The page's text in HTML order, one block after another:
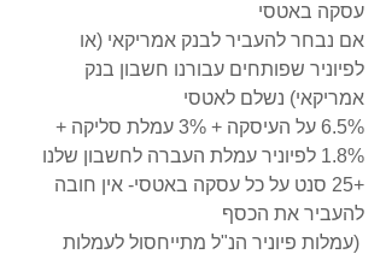
עסקה באטסי
אם נבחר להעביר לבנק אמריקאי (או
לפיוניר שפותחים עבורנו חשבון בנק
אמריקאי) נשלם לאטסי
6.5% על העיסקה + 3% עמלת סליקה +
1.8% לפיוניר עמלת העברה לחשבון שלנו
+25 סנט על כל עסקה באטסי- אין חובה
להעביר את הכסף
(עמלות פיוניר הנ"ל מתייחסול לעמלות